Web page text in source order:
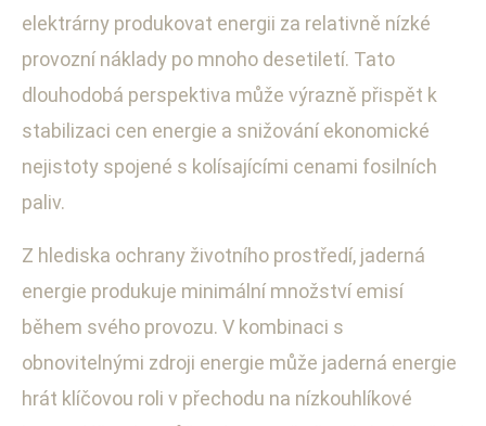
elektrárny produkovat energii za relativně nízké
provozní náklady po mnoho desetiletí. Tato
dlouhodobá perspektiva může výrazně přispět k
stabilizaci cen energie a snižování ekonomické
nejistoty spojené s kolísajícími cenami fosilních
paliv.
Z hlediska ochrany životního prostředí, jaderná
energie produkuje minimální množství emisí
během svého provozu. V kombinaci s
obnovitelnými zdroji energie může jaderná energie
hrát klíčovou roli v přechodu na nízkouhlíkové